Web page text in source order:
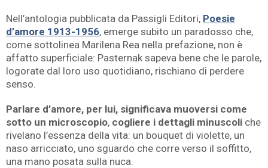
Nell’antologia pubblicata da Passigli Editori, Poesie
d’amore 1913-1956, emerge subito un paradosso che,
come sottolinea Marilena Rea nella prefazione, non è
affatto superficiale: Pasternak sapeva bene che le parole,
logorate dal loro uso quotidiano, rischiano di perdere
senso.
Parlare d’amore, per lui, significava muoversi come
sotto un microscopio, cogliere i dettagli minuscoli che
rivelano l’essenza della vita: un bouquet di violette, un
naso arricciato, uno sguardo che corre verso il soffitto,
una mano posata sulla nuca.